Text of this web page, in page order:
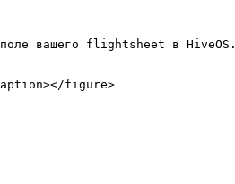
поле вашего flightsheet в HiveOS.
figure>